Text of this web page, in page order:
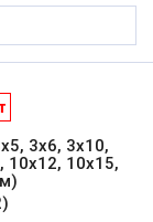
3х6, 3х10,
10х12, 10х15,